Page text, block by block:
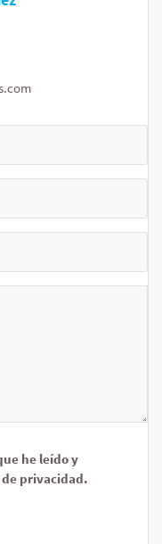
he leído y
privacidad.